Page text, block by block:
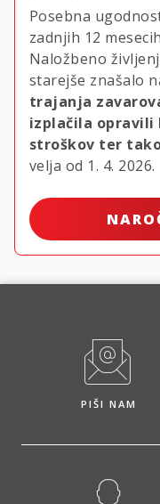
Posebna
zadnjih 12
Naložbeno
starejše znašalo
trajanja
izplačila opravili
stroškov ter
velja od 1. 4. 2026.
PIŠI NAM